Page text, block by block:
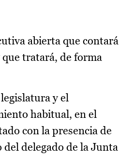
abierta que contará
tratará, de forma
y el
habitual, en el
con la presencia de
delegado de la Junta